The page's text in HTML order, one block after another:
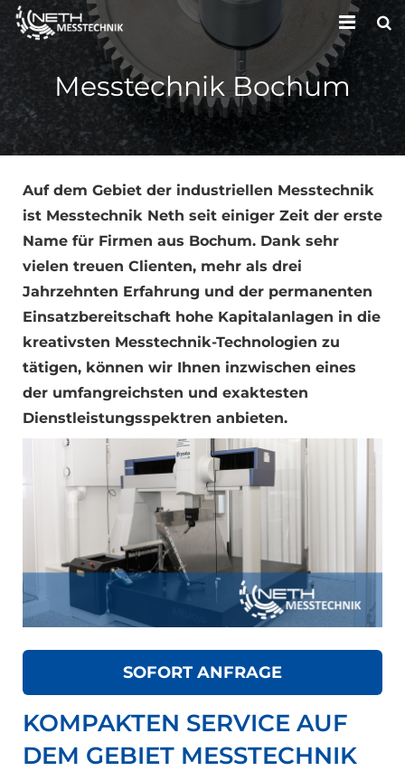
HOME
UNTERNEHMEN
LEISTUNGEN
KONTAKT
Messtechnik Bochum
Auf dem Gebiet der industriellen Messtechnik
ist Messtechnik Neth seit einiger Zeit der erste
Name für Firmen aus Bochum. Dank sehr
vielen treuen Clienten, mehr als drei
Jahrzehnten Erfahrung und der permanenten
Einsatzbereitschaft hohe Kapitalanlagen in die
kreativsten Messtechnik-Technologien zu
tätigen, können wir Ihnen inzwischen eines
der umfangreichsten und exaktesten
Dienstleistungsspektren anbieten.
SOFORT ANFRAGE
KOMPAKTEN SERVICE AUF
DEM GEBIET MESSTECHNIK